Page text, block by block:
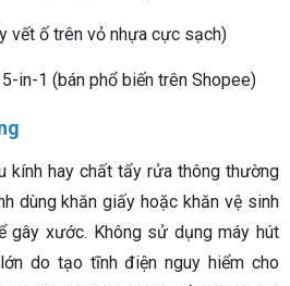
vết ố trên vỏ nhựa cực sạch)
in-1 (bán phổ biến trên Shopee)
kính hay chất tẩy rửa thông thường
dùng khăn giấy hoặc khăn vệ sinh
gây xước. Không sử dụng máy hút
do tạo tĩnh điện nguy hiểm cho